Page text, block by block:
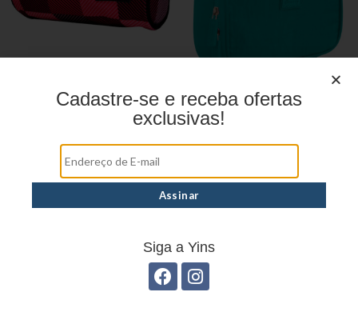
Estojo Juvenil ys27113 Estojo Juvenil YS41027
Cadastre-se e receba ofertas
exclusivas!
Siga a Yins